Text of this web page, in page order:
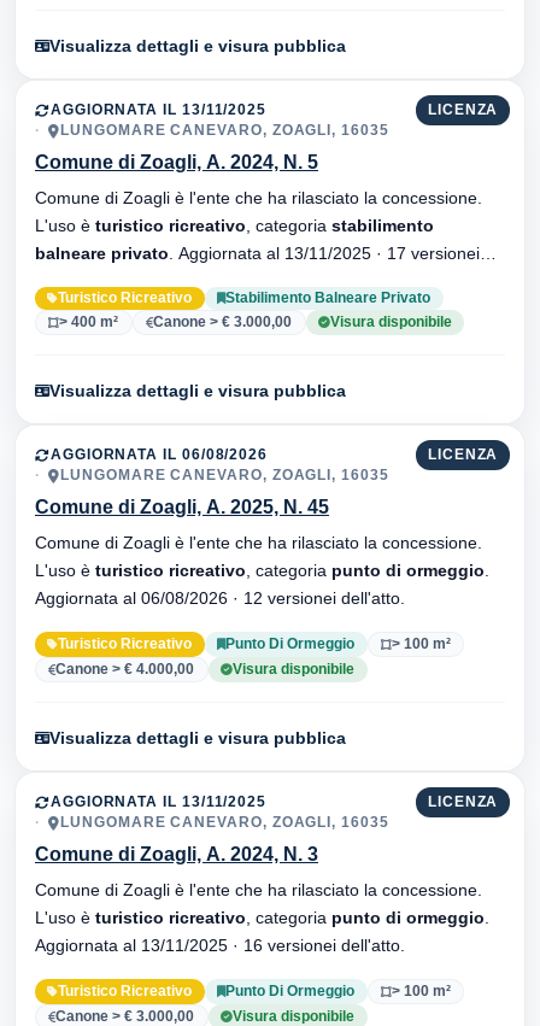
Visualizza dettagli e visura pubblica
LICENZA
AGGIORNATA IL 13/11/2025
LUNGOMARE CANEVARO, ZOAGLI, 16035
Comune di Zoagli, A. 2024, N. 5
Comune di Zoagli è l'ente che ha rilasciato la concessione.
L'uso è turistico ricreativo , categoria stabilimento
balneare privato
Turistico Ricreativo
Stabilimento Balneare Privato
> 400 m²
Canone > € 3.000,00 Visura disponibile
Visualizza dettagli e visura pubblica
LICENZA
AGGIORNATA IL 06/08/2026
LUNGOMARE CANEVARO, ZOAGLI, 16035
Comune di Zoagli, A. 2025, N. 45
Comune di Zoagli è l'ente che ha rilasciato la concessione.
L'uso è turistico ricreativo , categoria punto di ormeggio
Aggiornata al 06/08/2026 · 12 versionei dell'atto.
Turistico Ricreativo Punto Di Ormeggio
> 100 m²
Canone > € 4.000,00
Visura disponibile
Visualizza dettagli e visura pubblica
LICENZA
AGGIORNATA IL 13/11/2025
LUNGOMARE CANEVARO, ZOAGLI, 16035
Comune di Zoagli, A. 2024, N. 3
Comune di Zoagli è l'ente che ha rilasciato la concessione.
L'uso è turistico ricreativo , categoria punto di ormeggio
Aggiornata al 13/11/2025 · 16 versionei dell'atto.
Turistico Ricreativo Punto Di Ormeggio
> 100 m²
Canone > € 3.000,00
Visura disponibile